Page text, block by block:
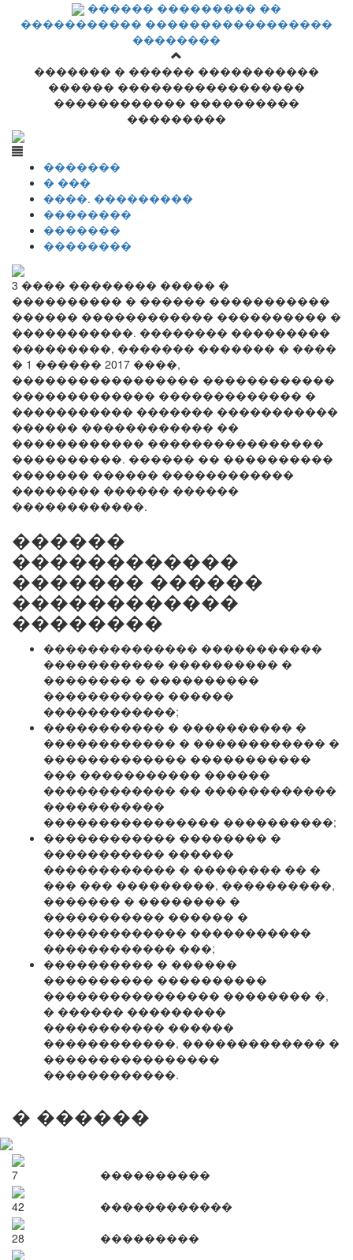
������ ��������� ��
����������� �����������������
��������
������� � ������ �����������
������ �����������������
������������ ����������
���������
�������
� ���
����. ���������
��������
�������
��������
3 ���� �������� ����� �
���������� � ������ �����������
������ ������������ ���������� �
�����������. �������� ���������
���������, ������� ������� � ����
� 1 ������ 2017 ����,
����������������� ������������
������������� ������������� �
����������� ������� �����������
������ ������������ ��
������������ ����������������
����������. ������ �� ����������
������� ������ ������������
�������� ������ ������
������������.
������
������������
������� ������
������������
��������
�������������� �����������
����������� ���������� �
�������� � ����������
����������� ������
������������;
����������� � ���������� �
������������ � ������������ �
������������� �����������
��� ����������� ������
������������ �� ������������
�����������
���������������� ����������;
������������ �������� �
����������� ������
������������ � �������� �� �
��� ��� ���������, ����������,
������� � �������� �
����������� ������ �
������������� �����������
������������ ���;
���������� � ������
���������� ����������
���������������� �������� �,
� ������ ���������
����������� ������
������������, ������������� �
����������������
������������.
� ������
7 ����������
42 ������������
28 ���������